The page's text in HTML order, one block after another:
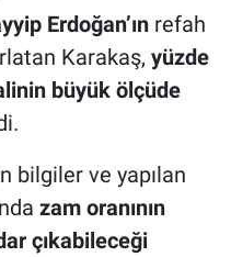
Erdoğan’ınrefah
Karakaş, yüzde
büyük ölçüde
bilgiler ve yapılan
zam oranının
çıkabileceği